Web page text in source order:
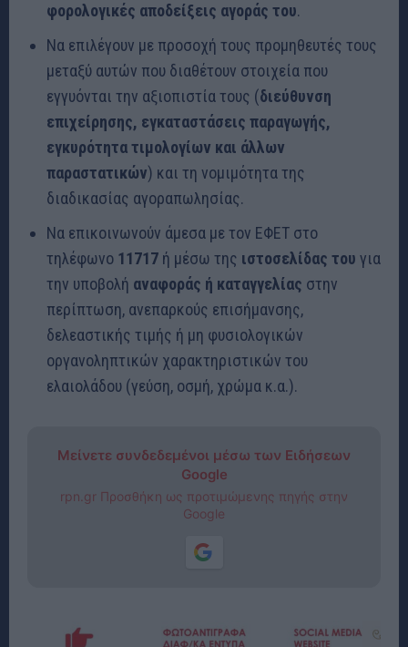
φορολογικές αποδείξεις αγοράς του.
Να επιλέγουν με προσοχή τους προμηθευτές τους
μεταξύ αυτών που διαθέτουν στοιχεία που
εγγυόνται την αξιοπιστία τους (διεύθυνση
επιχείρησης, εγκαταστάσεις παραγωγής,
εγκυρότητα τιμολογίων και άλλων
παραστατικών) και τη νομιμότητα της
διαδικασίας αγοραπωλησίας.
Να επικοινωνούν άμεσα με τον ΕΦΕΤ στο
τηλέφωνο 11717 ή μέσω της ιστοσελίδας του για
την υποβολή αναφοράς ή καταγγελίας στην
περίπτωση, ανεπαρκούς επισήμανσης,
δελεαστικής τιμής ή μη φυσιολογικών
οργανοληπτικών χαρακτηριστικών του
ελαιολάδου (γεύση, οσμή, χρώμα κ.α.).
Μείνετε συνδεδεμένοι μέσω των Ειδήσεων
Google
rpn.gr Προσθήκη ως προτιμώμενης πηγής στην
Google